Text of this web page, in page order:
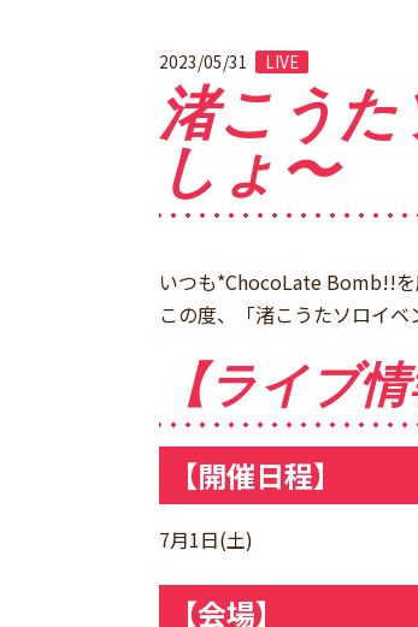
2023/05/31 LIVE
渚こう
しょ〜
いつも*ChocoLate Bomb!!を
この度、「渚こうたソロイベ
【ライブ情
【開催日程】
7月1日(土)
【会場】